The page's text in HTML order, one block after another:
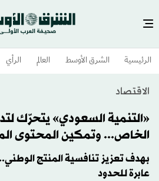
الرئيسية الشرق الأوسط​ العالم الرأي
الاقتصاد
«التنمية السعودي» يتحرّك
الخاص... وتمكين المحتوى
بهدف تعزيز تنافسية المنتج
عابرة للحدود